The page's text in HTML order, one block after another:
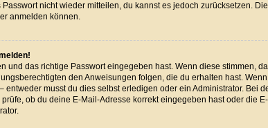
nicht wieder mitteilen, du kannst es jedoch zurücksetzen.
anmelden können.
und das richtige Passwort eingegeben hast. Wenn diese stimmen,
den Anweisungen folgen, die du erhalten hast.
musst du dies selbst erledigen oder ein Administrator.
ob du deine E-Mail-Adresse korrekt eingegeben hast oder die